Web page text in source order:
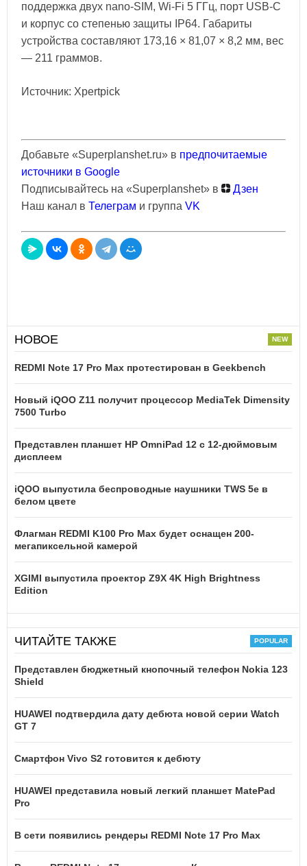
поддержка двух nano-SIM, Wi-Fi 5 ГГц, порт USB-C
и корпус со степенью защиты IP64. Габариты
устройства составляют 173,16 × 81,07 × 8,2 мм, вес
— 211 граммов.
Источник: Xpertpick
Добавьте «Superplanshet.ru» в предпочитаемые
источники в Google
Подписывайтесь на «Superplanshet» в
Дзен
Наш канал в Телеграм и группа VK
НОВОЕ
REDMI Note 17 Pro Max протестирован в Geekbench
Новый iQOO Z11 получит процессор MediaTek Dimensity
7500 Turbo
Представлен планшет HP OmniPad 12 с 12-дюймовым
дисплеем
iQOO выпустила беспроводные наушники TWS 5e в
белом цвете
Флагман REDMI K100 Pro Max будет оснащен 200-
мегапиксельной камерой
XGIMI выпустила проектор Z9X 4K High Brightness
Edition
ЧИТАЙТЕ ТАКЖЕ
Представлен бюджетный кнопочный телефон Nokia 123
Shield
HUAWEI подтвердила дату дебюта новой серии Watch
GT 7
Смартфон Vivo S2 готовится к дебюту
HUAWEI представила новый легкий планшет MatePad
Pro
В сети появились рендеры REDMI Note 17 Pro Max